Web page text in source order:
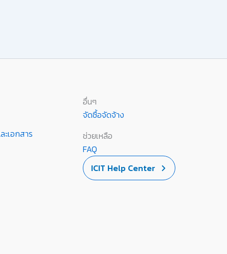
ะเอกสาร
อื่นๆ
จัดซื้อจัดจ้าง
ช่วยเหลือ
FAQ
ICIT Help Center